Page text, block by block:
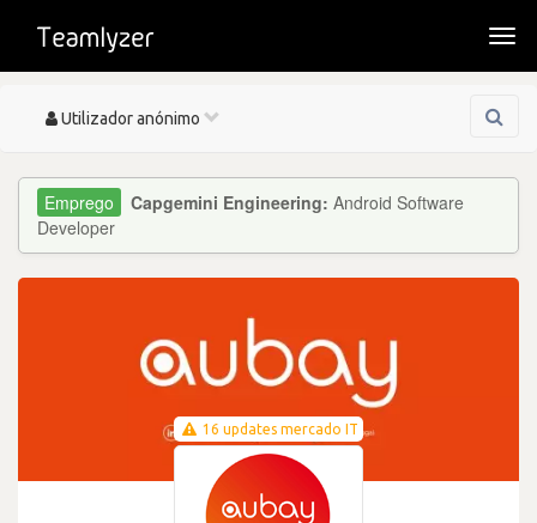
Toggle
Utilizador anónimo
Capgemini Engineering: Android Software
Developer
16 updates mercado IT